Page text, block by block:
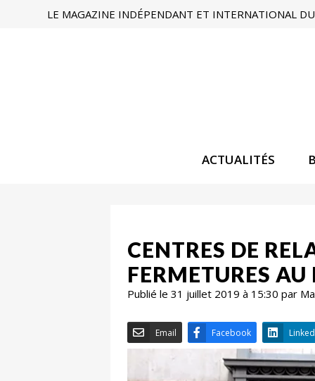
LE MAGAZINE INDÉPENDANT ET INTERNATIONAL
ACTUALITÉS
CENTRES DE
FERMETURES AU
Publié le 31 juillet 2019 à 15:30 par